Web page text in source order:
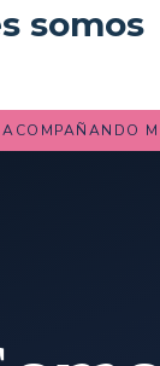
somos